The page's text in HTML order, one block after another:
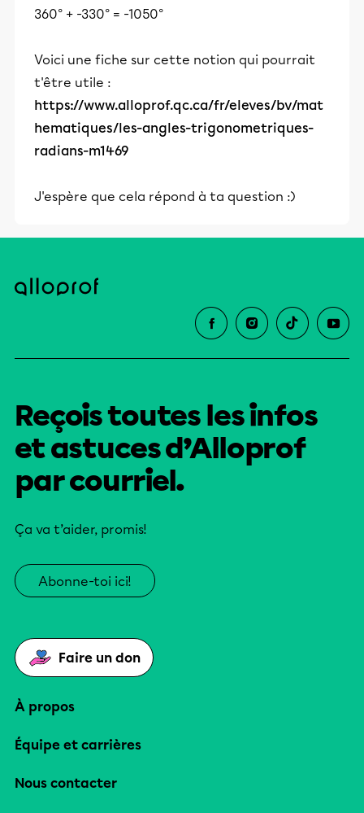
360° + -330° = -1050°
Voici une fiche sur cette notion qui pourrait
t'être utile :
https://www.alloprof.qc.ca/fr/eleves/bv/mat
hematiques/les-angles-trigonometriques-
radians-m1469
J'espère que cela répond à ta question :)
Reçois toutes les infos
et astuces d’Alloprof
par courriel.
Ça va t’aider, promis!
Abonne-toi ici!
Faire un don
À propos
Équipe et carrières
Nous contacter